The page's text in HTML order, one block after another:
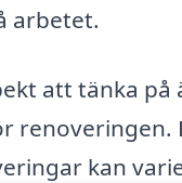
arbetet.
att tänka på
renoveringen.
kan